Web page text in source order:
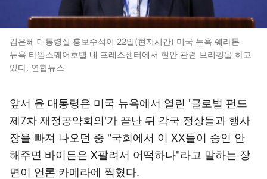
김은혜 대통령실 홍보수석이 22일(현지시간) 미국 뉴욕 쉐라톤
뉴욕 타임스퀘어호텔 내 프레스센터에서 현안 관련 브리핑을 하고
있다. 연합뉴스
앞서 윤 대통령은 미국 뉴욕에서 열린 '글로벌 펀드
제7차 재정공약회의'가 끝난 뒤 각국 정상들과 행사
장을 빠져 나오던 중 "국회에서 이 XX들이 승인 안
해주면 바이든은 X팔려서 어떡하나"라고 말하는 장
면이 언론 카메라에 찍혔다.